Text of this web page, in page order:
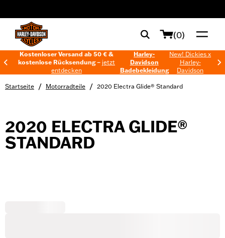
(0)
Kostenloser Versand ab 50 € &
kostenlose Rücksendung – jetzt
entdecken
Harley-
Davidson
Badebekleidung
New! Dickies x
Harley-
Davidson
Startseite / Motorradteile / 2020 Electra Glide® Standard
2020 ELECTRA GLIDE®
STANDARD